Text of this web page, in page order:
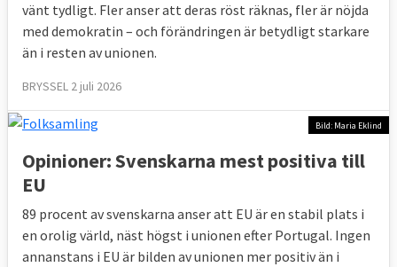
vänt tydligt. Fler anser att deras röst räknas, fler är nöjda
med demokratin – och förändringen är betydligt starkare
än i resten av unionen.
BRYSSEL 2 juli 2026
Bild: Maria Eklind
Opinioner: Svenskarna mest positiva till
EU
89 procent av svenskarna anser att EU är en stabil plats i
en orolig värld, näst högst i unionen efter Portugal. Ingen
annanstans i EU är bilden av unionen mer positiv än i